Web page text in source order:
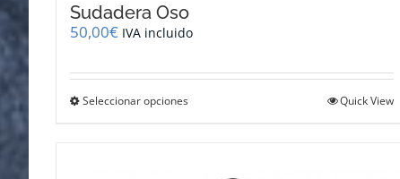
Sudadera Oso
50,00€ IVA incluido
Seleccionar opciones Quick View